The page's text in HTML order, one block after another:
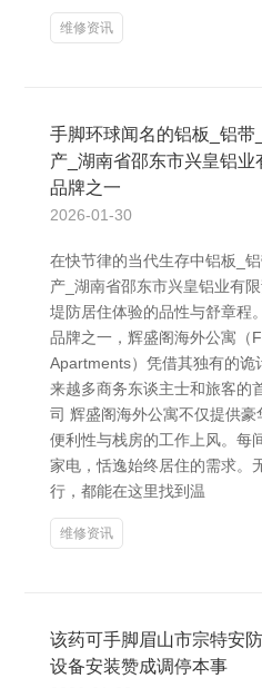
维修资讯
手脚环球闻名的铝板_铝带
产_湖南省邵东市兴皇铝
品牌之一
2026-01-30
在快节律的当代生存中铝板_
产_湖南省邵东市兴皇铝业有
堤防居住体验的品性与舒章程
品牌之一，辉盛阁海外公寓（
Apartments）凭借其独有的诡
来越多商务东谈主士和旅客的
司 辉盛阁海外公寓不仅提供
便利性与栈房的工作上风。每
家电，恬逸始终居住的需求。
行，都能在这里找到温
维修资讯
该药可手脚眉山市宗特安
设备安装赞成调停本事